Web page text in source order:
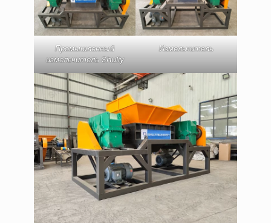
Промышленный
измельчитель Shuliy
Измельчитель